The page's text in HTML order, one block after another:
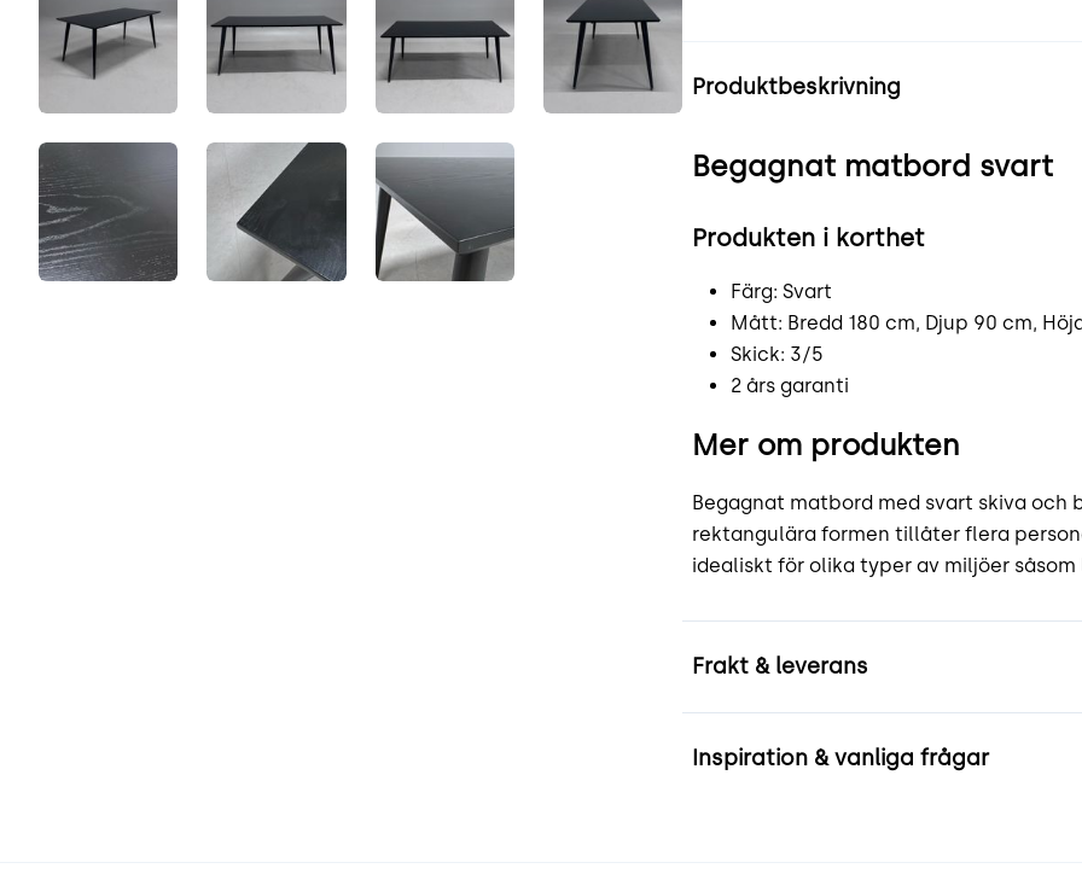
LtQuDhvhZBU6.jpegLoMIFtli6JT1.jpegJI5Xudcs82Bh.jpeg
Produktbeskrivning
Begagnat matbord svart
Produkten i korthet
Färg: Svart
Mått: Bredd 180 cm, Djup 90 cm,
Skick: 3/5
2 års garanti
Mer om produkten
Begagnat matbord med svart skiva och
rektangulära formen tillåter flera
idealiskt för olika typer av miljöer
Frakt & leverans
Inspiration & vanliga frågar